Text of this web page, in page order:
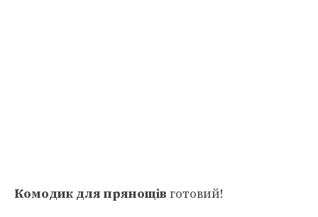
Комодик для прянощів готовий!